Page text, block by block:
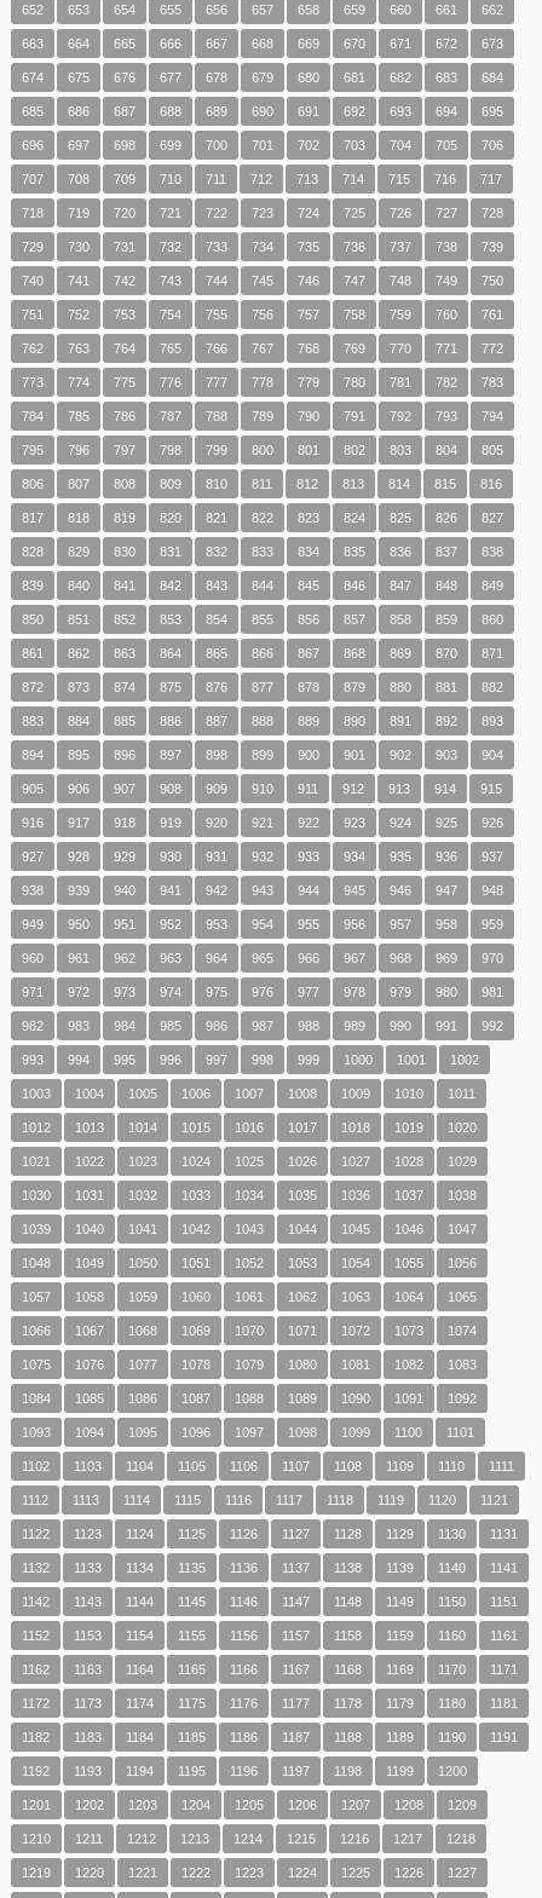
652 653 654 655 656 657 658 659 660 661 662
663 664 665 666 667 668 669 670 671 672 673
674 675 676 677 678 679 680 681 682 683 684
685 686 687 688 689 690 691 692 693 694 695
696 697 698 699 700 701 702 703 704 705 706
707 708 709 710 711 712 713 714 715 716 717
718 719 720 721 722 723 724 725 726 727 728
729 730 731 732 733 734 735 736 737 738 739
740 741 742 743 744 745 746 747 748 749 750
751 752 753 754 755 756 757 758 759 760 761
762 763 764 765 766 767 768 769 770 771 772
773 774 775 776 777 778 779 780 781 782 783
784 785 786 787 788 789 790 791 792 793 794
795 796 797 798 799 800 801 802 803 804 805
806 807 808 809 810 811 812 813 814 815 816
817 818 819 820 821 822 823 824 825 826 827
828 829 830 831 832 833 834 835 836 837 838
839 840 841 842 843 844 845 846 847 848 849
850 851 852 853 854 855 856 857 858 859 860
861 862 863 864 865 866 867 868 869 870 871
872 873 874 875 876 877 878 879 880 881 882
883 884 885 886 887 888 889 890 891 892 893
894 895 896 897 898 899 900 901 902 903 904
905 906 907 908 909 910 911 912 913 914 915
916 917 918 919 920 921 922 923 924 925 926
927 928 929 930 931 932 933 934 935 936 937
938 939 940 941 942 943 944 945 946 947 948
949 950 951 952 953 954 955 956 957 958 959
960 961 962 963 964 965 966 967 968 969 970
971 972 973 974 975 976 977 978 979 980 981
982 983 984 985 986 987 988 989 990 991 992
993 994 995 996 997 998 999 1000 1001 1002
1003 1004 1005 1006 1007 1008 1009 1010 1011
1012 1013 1014 1015 1016 1017 1018 1019 1020
1021 1022 1023 1024 1025 1026 1027 1028 1029
1030 1031 1032 1033 1034 1035 1036 1037 1038
1039 1040 1041 1042 1043 1044 1045 1046 1047
1048 1049 1050 1051 1052 1053 1054 1055 1056
1057 1058 1059 1060 1061 1062 1063 1064 1065
1066 1067 1068 1069 1070 1071 1072 1073 1074
1075 1076 1077 1078 1079 1080 1081 1082 1083
1084 1085 1086 1087 1088 1089 1090 1091 1092
1093 1094 1095 1096 1097 1098 1099 1100 1101
1102 1103 1104 1105 1106 1107 1108 1109 1110 1111
1112 1113 1114 1115 1116 1117 1118 1119 1120 1121
1122 1123 1124 1125 1126 1127 1128 1129 1130 1131
1132 1133 1134 1135 1136 1137 1138 1139 1140 1141
1142 1143 1144 1145 1146 1147 1148 1149 1150 1151
1152 1153 1154 1155 1156 1157 1158 1159 1160 1161
1162 1163 1164 1165 1166 1167 1168 1169 1170 1171
1172 1173 1174 1175 1176 1177 1178 1179 1180 1181
1182 1183 1184 1185 1186 1187 1188 1189 1190 1191
1192 1193 1194 1195 1196 1197 1198 1199 1200
1201 1202 1203 1204 1205 1206 1207 1208 1209
1210 1211 1212 1213 1214 1215 1216 1217 1218
1219 1220 1221 1222 1223 1224 1225 1226 1227